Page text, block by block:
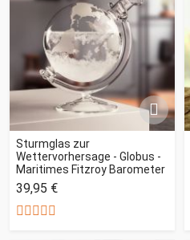
Sturmglas zur
Wettervorhersage - Globus -
Maritimes Fitzroy Barometer
39,95 €